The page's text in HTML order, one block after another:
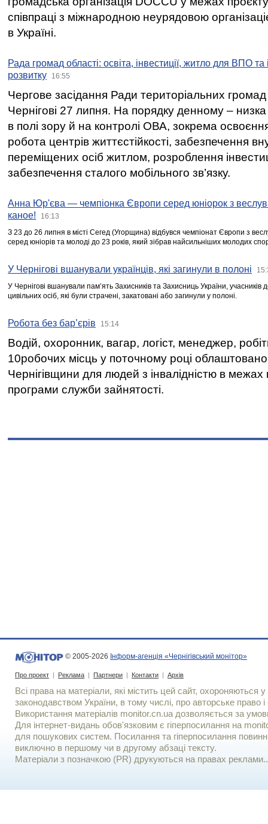
співпраці з міжнародною неурядовою
в Україні.
Рада громад області: освіта, інвестиції, житло для ВПО
розвитку
16:55
Чергове засідання Ради територіальних громад
Чернігові 27 липня. На порядку денному –
в полі зору й на контролі ОВА, зокрема освоєння
робота центрів життєстійкості, забезпечення
переміщених осіб житлом, розроблення
забезпечення сталого мобільного зв’язку.
Анна Юр'єва — чемпіонка Європи серед юніорок з
каное!
16:13
З 23 до 26 липня в місті Сегед (Угорщина) відбувся чемпіонат Європи з
серед юніорів та молоді до 23 років, який зібрав найсильніших молодих
У Чернігові вшанували українців, які загинули в полоні
У Чернігові вшанували пам’ять Захисників та Захисниць України,
цивільних осіб, які були страчені, закатовані або загинули у полоні.
Робота без бар’єрів 15:14
Водій, охоронник, вагар, логіст, менеджер,
10робочих місць у поточному році
Чернігівщини для людей з інвалідністю в межах
програми служби зайнятості.
© 2005-2026 Інформ-агенція «Чернігівський монітор»
Про проект | Реклама | Партнери | Контакти | Архів
Всі права на матеріали, які містить цей сайт, охороняються у
законодавством України, в тому числі, про авторське право і
Використання матерiалiв monitor.cn.ua дозволяється за
Для iнтернет-видань обов'язковим є гiперпосилання на
для пошукових систем. Посилання та гіперпосилання
виключно в першому чи в другому абзаці тексту.
Матеріали з позначкою (PR) друкуються на правах реклами..